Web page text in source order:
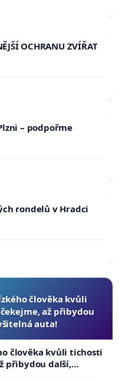
OCHRANU ZVÍŘAT
– podpořme
rondelů v Hradci
člověka kvůli
až přibydou
auta!
člověka kvůli tichosti
přibydou další,